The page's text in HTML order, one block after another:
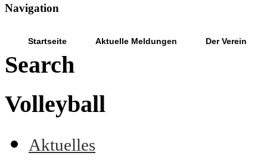
Navigation
Startseite Aktuelle Meldungen Der Verein
Search
Volleyball
Aktuelles